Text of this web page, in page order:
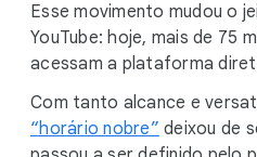
Esse movimento mudou o
YouTube: hoje, mais de 75
acessam a plataforma
Com tanto alcance e
“horário nobre” deixou de